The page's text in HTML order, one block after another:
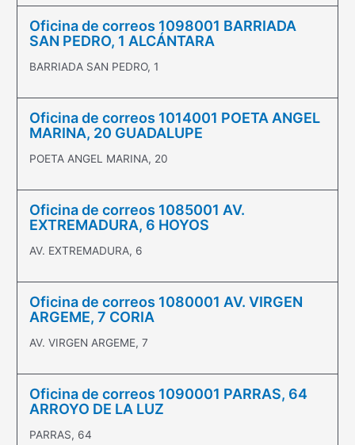
Oficina de correos 1098001 BARRIADA
SAN PEDRO, 1 ALCÁNTARA
BARRIADA SAN PEDRO, 1
Oficina de correos 1014001 POETA ANGEL
MARINA, 20 GUADALUPE
POETA ANGEL MARINA, 20
Oficina de correos 1085001 AV.
EXTREMADURA, 6 HOYOS
AV. EXTREMADURA, 6
Oficina de correos 1080001 AV. VIRGEN
ARGEME, 7 CORIA
AV. VIRGEN ARGEME, 7
Oficina de correos 1090001 PARRAS, 64
ARROYO DE LA LUZ
PARRAS, 64